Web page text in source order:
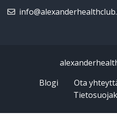
Blogi
Ota